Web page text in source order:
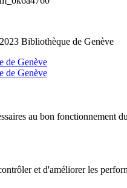
Bibliothèque de Genève
au bon fonctionnement
et d'améliorer les